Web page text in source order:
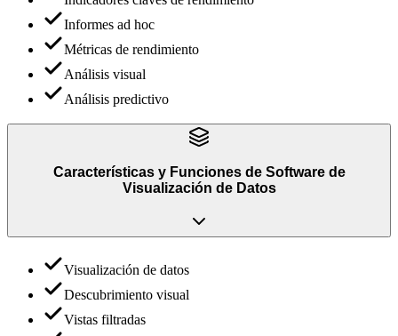
Informes ad hoc
Métricas de rendimiento
Análisis visual
Análisis predictivo
Características y Funciones de Software de
Visualización de Datos
Visualización de datos
Descubrimiento visual
Vistas filtradas